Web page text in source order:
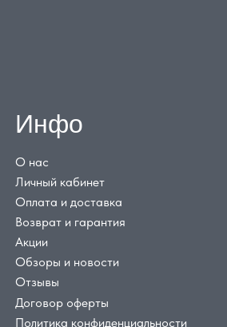
Инфо
О нас
Личный кабинет
Оплата и доставка
Возврат и гарантия
Акции
Обзоры и новости
Отзывы
Договор оферты
Политика конфиденциальности